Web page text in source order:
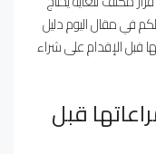
في مقال اليوم دليل
قبل الإقدام على شراء
قبل